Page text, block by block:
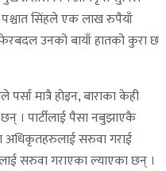
सिंहले एक लाख रुपैयाँ
उनको बायाँ हातको कुरा छ
पर्सा मात्रै होइन, बाराका केही
। पार्टीलाई पैसा नबुझाएकै
अधिकृतहरुलाई सरुवा गराई
सरुवा गराएका ल्याएका छन् ।